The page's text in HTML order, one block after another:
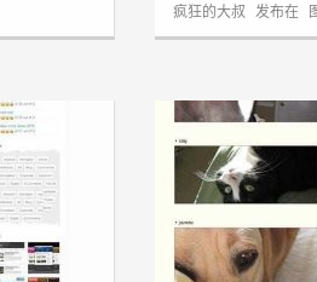
疯狂的大叔 发布在